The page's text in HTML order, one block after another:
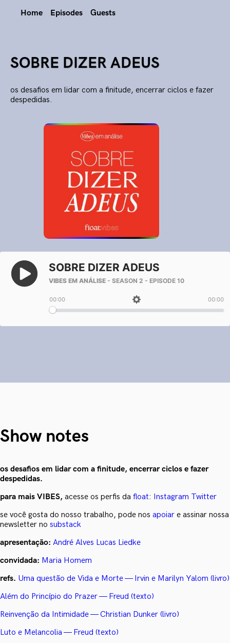
Home Episodes Guests
SOBRE DIZER ADEUS
os desafios em lidar com a finitude, encerrar ciclos e fazer
despedidas.
Show notes
os desafios em lidar com a finitude, encerrar ciclos e fazer
despedidas.
para mais VIBES, acesse os perfis da float: Instagram Twitter
se você gosta do nosso trabalho, pode nos apoiar e assinar nossa
newsletter no substack
apresentação: André Alves Lucas Liedke
convidada: Maria Homem
refs. Uma questão de Vida e Morte — Irvin e Marilyn Yalom (livro)
Além do Princípio do Prazer — Freud (texto)
Reinvenção da Intimidade — Christian Dunker (livro)
Luto e Melancolia — Freud (texto)